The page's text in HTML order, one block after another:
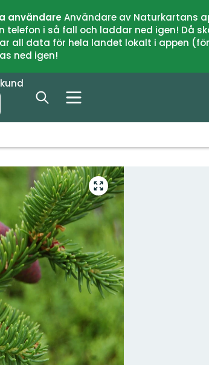
användareAnvändare av Naturkartans
i så fall och laddar ned igen! Då
all data för hela landet lokalt i appen
ned igen!
Gå
till
helskärmsläge